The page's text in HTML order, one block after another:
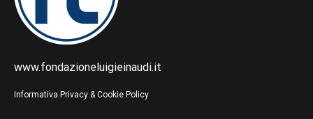
www.fondazioneluigieinaudi.it
Informativa Privacy & Cookie Policy